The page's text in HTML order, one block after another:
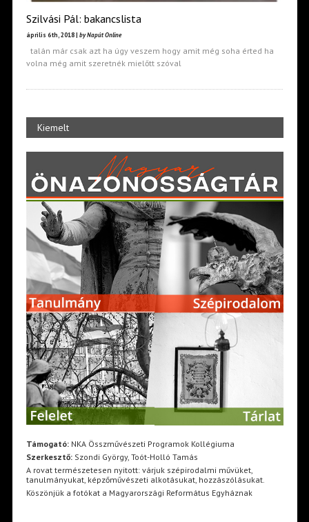
Szilvási Pál: bakancslista
április 6th, 2018 | by Napút Online
talán már csak azt ha úgy veszem hogy amit még soha érted ha
volna még amit szeretnék mielőtt szóval
Kiemelt
Támogató:NKA Összművészeti Programok Kollégiuma
Szerkesztő:Szondi György, Toót-Holló Tamás
A rovat természetesen nyitott: várjuk szépirodalmi művüket,
tanulmányukat, képzőművészeti alkotásukat, hozzászólásukat.
Köszönjük a fotókat a Magyarországi Református Egyháznak